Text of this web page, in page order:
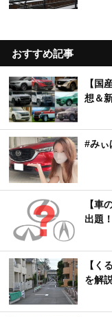
おすすめ記事
【国
想＆
#みぃ
【車
出題！
【く
を解